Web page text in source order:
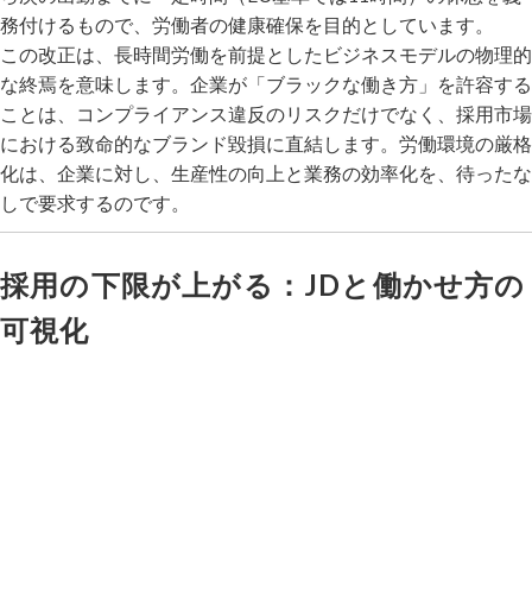
務付けるもので、労働者の健康確保を目的としています。
この改正は、長時間労働を前提としたビジネスモデルの物理的
な終焉を意味します。企業が「ブラックな働き方」を許容する
ことは、コンプライアンス違反のリスクだけでなく、採用市場
における致命的なブランド毀損に直結します。労働環境の厳格
化は、企業に対し、生産性の向上と業務の効率化を、待ったな
しで要求するのです。
採用の下限が上がる：JDと働かせ方の
可視化